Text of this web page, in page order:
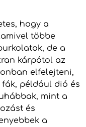
hogy a
többe
de a
kárpótol az
elfelejteni,
például dió és
mint a
és
a